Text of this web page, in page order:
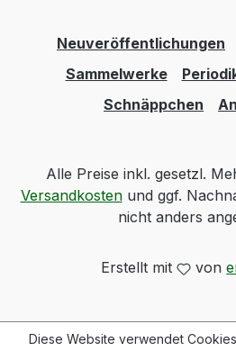
Neuveröffentlichungen
Sammelwerke
Schnäppchen
Alle Preise inkl. gesetzl.
Versandkostenund ggf.
nicht anders
Erstellt mit von
Diese Website verwendet